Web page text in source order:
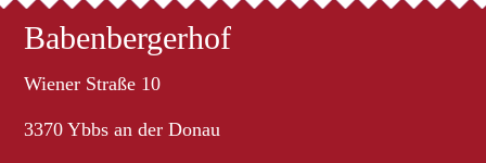
Babenbergerhof
Wiener Straße 10
3370 Ybbs an der Donau